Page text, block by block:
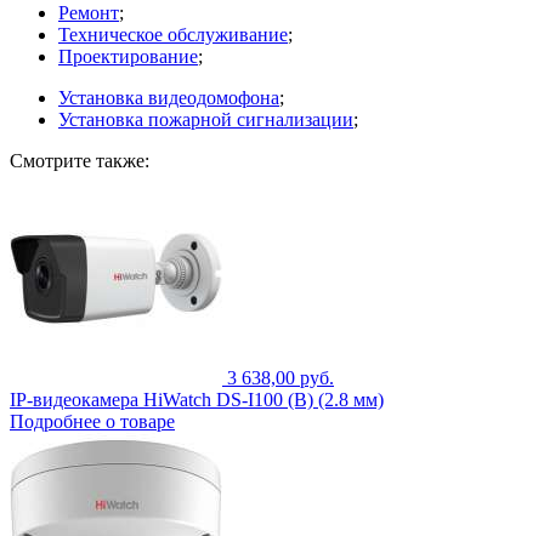
Ремонт;
Техническое обслуживание;
Проектирование;
Установка видеодомофона;
Установка пожарной сигнализации;
Смотрите также:
3 638,00 руб.
IP-видеокамера HiWatch DS-I100 (B) (2.8 мм)
Подробнее о товаре